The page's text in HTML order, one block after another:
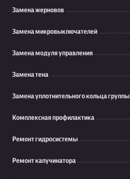
Замена жерновов
Замена микровыключателей
Замена модуля управления
Замена тена
Замена уплотнительного кольца группы
Комплексная профилактика
Ремонт гидросистемы
Ремонт капучинатора